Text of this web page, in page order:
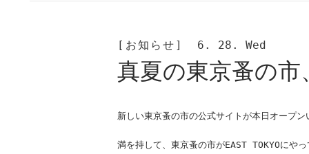
[お知らせ] 6. 28. Wed
真夏の東京蚤の
新しい東京蚤の市の公式サイトが本日オープン
満を持して、東京蚤の市がEAST TOKYOにや